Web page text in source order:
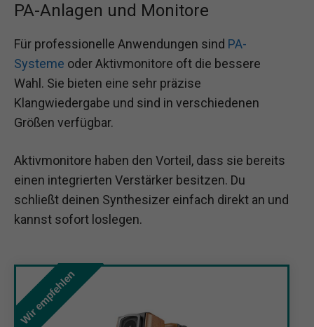
PA-Anlagen und Monitore
Für professionelle Anwendungen sind PA-
Systeme oder Aktivmonitore oft die bessere
Wahl. Sie bieten eine sehr präzise
Klangwiedergabe und sind in verschiedenen
Größen verfügbar.
Aktivmonitore haben den Vorteil, dass sie bereits
einen integrierten Verstärker besitzen. Du
schließt deinen Synthesizer einfach direkt an und
kannst sofort loslegen.
Wir empfehlen